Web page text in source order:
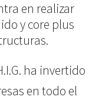
en realizar
y core plus
ha invertido
en todo el